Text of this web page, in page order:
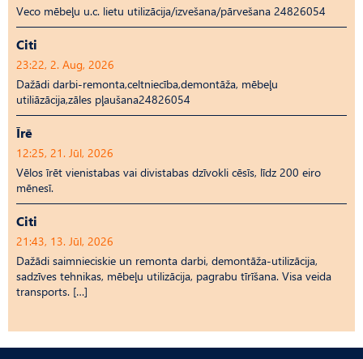
Veco mēbeļu u.c. lietu utilizācija/izvešana/pārvešana 24826054
Citi
23:22, 2. Aug, 2026
Dažādi darbi-remonta,celtniecība,demontāža, mēbeļu
utiliāzācija,zāles pļaušana24826054
Īrē
12:25, 21. Jūl, 2026
Vēlos īrēt vienistabas vai divistabas dzīvokli cēsīs, līdz 200 eiro
mēnesī.
Citi
21:43, 13. Jūl, 2026
Dažādi saimnieciskie un remonta darbi, demontāža-utilizācija,
sadzīves tehnikas, mēbeļu utilizācija, pagrabu tīrīšana. Visa veida
transports. […]